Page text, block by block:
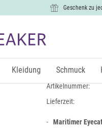
Geschenk zu
Kleidung Schmuck
18,99 €
Artikelnummer:
Lieferzeit:
Maritimer